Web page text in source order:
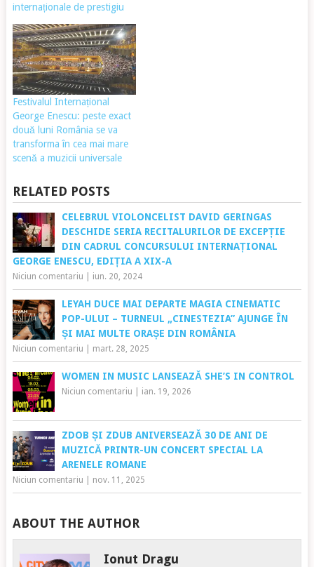
internaționale de prestigiu
Festivalul Internațional
George Enescu: peste exact
două luni România se va
transforma în cea mai mare
scenă a muzicii universale
RELATED POSTS
CELEBRUL VIOLONCELIST DAVID GERINGAS
DESCHIDE SERIA RECITALURILOR DE EXCEPȚIE
DIN CADRUL CONCURSULUI INTERNAȚIONAL
GEORGE ENESCU, EDIȚIA A XIX-A
Niciun comentariu iun. 20, 2024
LEYAH DUCE MAI DEPARTE MAGIA CINEMATIC
POP-ULUI – TURNEUL „CINESTEZIA” AJUNGE ÎN
ȘI MAI MULTE ORAȘE DIN ROMÂNIA
Niciun comentariu mart. 28, 2025
WOMEN IN MUSIC LANSEAZĂ SHE’S IN CONTROL
Niciun comentariu ian. 19, 2026
ZDOB ȘI ZDUB ANIVERSEAZĂ 30 DE ANI DE
MUZICĂ PRINTR-UN CONCERT SPECIAL LA
ARENELE ROMANE
Niciun comentariu nov. 11, 2025
ABOUT THE AUTHOR
Ionut Dragu